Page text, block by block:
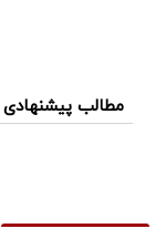
مطالب پیشنهادی